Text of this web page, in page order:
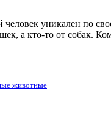
уникален по
а кто-то от собак.
животные